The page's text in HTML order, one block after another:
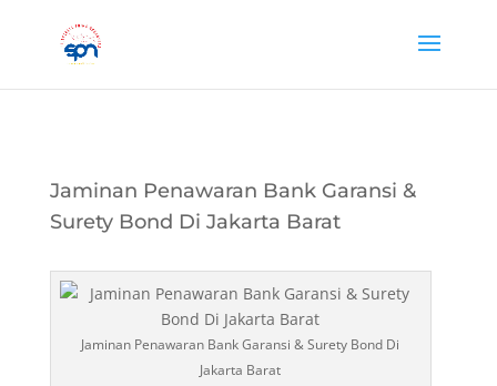
Jaminan Penawaran Bank Garansi &
Surety Bond Di Jakarta Barat
Jaminan Penawaran Bank Garansi & Surety Bond Di
Jakarta Barat